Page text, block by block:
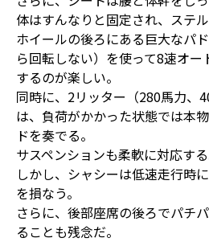
体はすんなりと固定され、ステ
ホイールの後ろにある巨大なパ
ら回転しない）を使って8速オ
するのが楽しい。
同時に、2リッター（280馬力、
は、負荷がかかった状態では本
ドを奏でる。
サスペンションも柔軟に対応する
しかし、シャシーは低速走行時
を損なう。
さらに、後部座席の後ろでパチ
ることも残念だ。